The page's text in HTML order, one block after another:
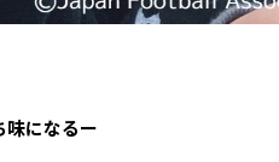
味になるー